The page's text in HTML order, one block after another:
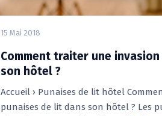
15 Mai 2018
Comment traiter une
son hôtel ?
Accueil › Punaises de lit hôtel
punaises de lit dans son hôtel ? Les